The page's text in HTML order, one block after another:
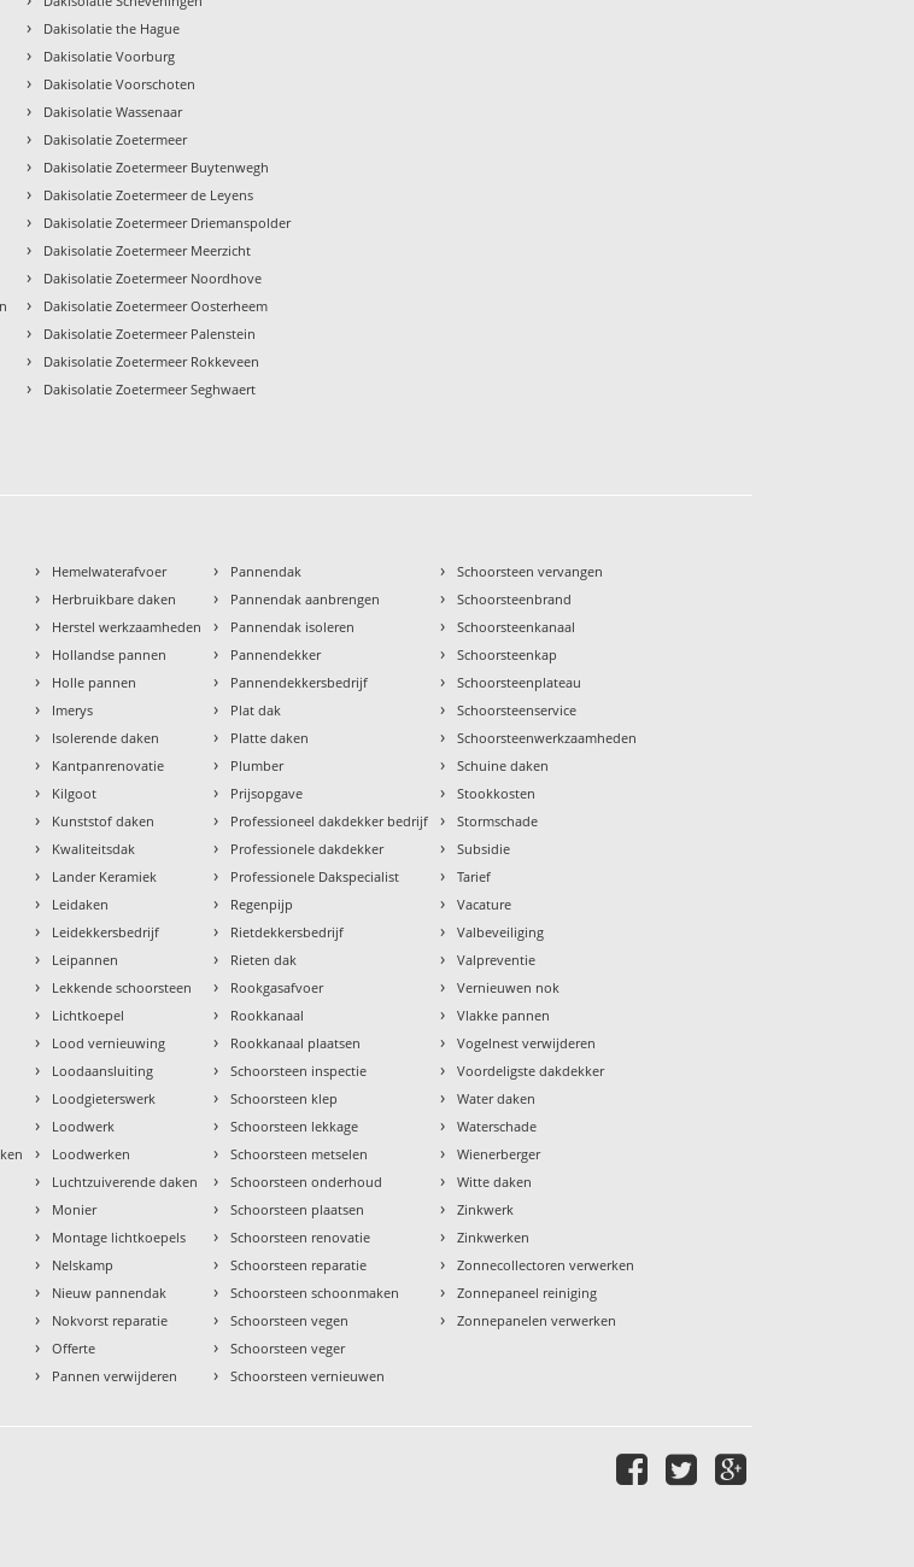
› Dakisolatie the Hague
› Dakisolatie Voorburg
› Dakisolatie Voorschoten
› Dakisolatie Wassenaar
› Dakisolatie Zoetermeer
› Dakisolatie Zoetermeer Buytenwegh
› Dakisolatie Zoetermeer de Leyens
› Dakisolatie Zoetermeer Driemanspolder
› Dakisolatie Zoetermeer Meerzicht
› Dakisolatie Zoetermeer Noordhove
› Dakisolatie Zoetermeer Oosterheem
› Dakisolatie Zoetermeer Palenstein
› Dakisolatie Zoetermeer Rokkeveen
› Dakisolatie Zoetermeer Seghwaert
› Hemelwaterafvoer
› Herbruikbare daken
› Herstel werkzaamheden
› Hollandse pannen
› Holle pannen
› Imerys
› Isolerende daken
› Kantpanrenovatie
› Kilgoot
› Kunststof daken
› Kwaliteitsdak
› Lander Keramiek
› Leidaken
› Leidekkersbedrijf
› Leipannen
› Lekkende schoorsteen
› Lichtkoepel
› Lood vernieuwing
› Loodaansluiting
› Loodgieterswerk
› Loodwerk
› Loodwerken
› Luchtzuiverende daken
› Monier
› Montage lichtkoepels
› Nelskamp
› Nieuw pannendak
› Nokvorst reparatie
› Offerte
› Pannen verwijderen
› Pannendak
› Pannendak aanbrengen
› Pannendak isoleren
› Pannendekker
› Pannendekkersbedrijf
› Plat dak
› Platte daken
› Plumber
› Prijsopgave
› Professioneel dakdekker bedrijf
› Professionele dakdekker
› Professionele Dakspecialist
› Regenpijp
› Rietdekkersbedrijf
› Rieten dak
› Rookgasafvoer
› Rookkanaal
› Rookkanaal plaatsen
› Schoorsteen inspectie
› Schoorsteen klep
› Schoorsteen lekkage
› Schoorsteen metselen
› Schoorsteen onderhoud
› Schoorsteen plaatsen
› Schoorsteen renovatie
› Schoorsteen reparatie
› Schoorsteen schoonmaken
› Schoorsteen vegen
› Schoorsteen veger
› Schoorsteen vernieuwen
› Schoorsteen vervangen
› Schoorsteenbrand
› Schoorsteenkanaal
› Schoorsteenkap
› Schoorsteenplateau
› Schoorsteenservice
› Schoorsteenwerkzaamheden
› Schuine daken
› Stookkosten
› Stormschade
› Subsidie
› Tarief
› Vacature
› Valbeveiliging
› Valpreventie
› Vernieuwen nok
› Vlakke pannen
› Vogelnest verwijderen
› Voordeligste dakdekker
› Water daken
› Waterschade
› Wienerberger
› Witte daken
› Zinkwerk
› Zinkwerken
› Zonnecollectoren verwerken
› Zonnepaneel reiniging
› Zonnepanelen verwerken